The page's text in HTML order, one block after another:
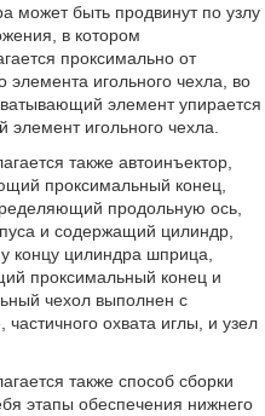
может быть продвинут по узлу
в котором
проксимально от
игольного чехла, во
элемент упирается
игольного чехла.
также автоинъектор,
проксимальный конец,
продольную ось,
и содержащий цилиндр,
концу цилиндра шприца,
проксимальный конец и
чехол выполнен с
охвата иглы, и узел
также способ сборки
этапы обеспечения нижнего